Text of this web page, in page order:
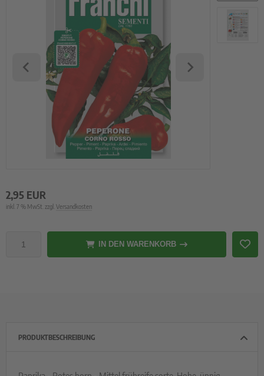
2,95 EUR
inkl. 7 % MwSt. zzgl. Versandkosten
IN DEN WARENKORB
PRODUKTBESCHREIBUNG